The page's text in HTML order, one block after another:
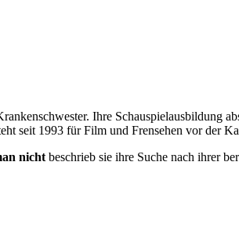
Ihre Schauspielausbildung
seit 1993 für Film und Frensehen vor der
nicht beschrieb sie ihre Suche nach ihrer